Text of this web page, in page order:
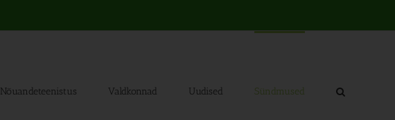
Nõuandeteenistus Valdkonnad Uudised Sündmused